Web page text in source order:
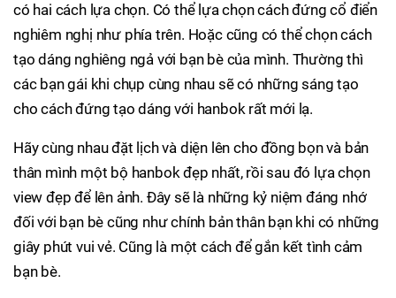
có hai cách lựa chọn. Có thể lựa chọn cách đứng cổ điển
nghiêm nghị như phía trên. Hoặc cũng có thể chọn cách
tạo dáng nghiêng ngả với bạn bè của mình. Thường thì
các bạn gái khi chụp cùng nhau sẽ có những sáng tạo
cho cách đứng tạo dáng với hanbok rất mới lạ.
Hãy cùng nhau đặt lịch và diện lên cho đồng bọn và bản
thân mình một bộ hanbok đẹp nhất, rồi sau đó lựa chọn
view đẹp để lên ảnh. Đây sẽ là những kỷ niệm đáng nhớ
đối với bạn bè cũng như chính bản thân bạn khi có những
giây phút vui vẻ. Cũng là một cách để gắn kết tình cảm
bạn bè.